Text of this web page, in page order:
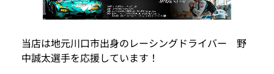
当店は地元川口市出身のレーシングドライバー 野
中誠太選手を応援しています！